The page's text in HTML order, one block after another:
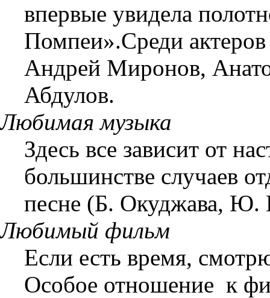
впервые увидела
Помпеи».Среди
Андрей Миронов,
Абдулов.
Любимая музыка
Здесь все зависит от
большинстве случаев
песне (Б. Окуджава,
Любимый фильм
Если есть время,
Особое отношение к